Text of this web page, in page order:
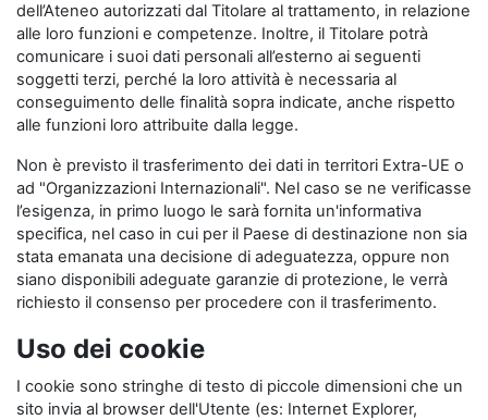
dell’Ateneo autorizzati dal Titolare al trattamento, in relazione
alle loro funzioni e competenze. Inoltre, il Titolare potrà
comunicare i suoi dati personali all’esterno ai seguenti
soggetti terzi, perché la loro attività è necessaria al
conseguimento delle finalità sopra indicate, anche rispetto
alle funzioni loro attribuite dalla legge.
Non è previsto il trasferimento dei dati in territori Extra-UE o
ad "Organizzazioni Internazionali". Nel caso se ne verificasse
l’esigenza, in primo luogo le sarà fornita un'informativa
specifica, nel caso in cui per il Paese di destinazione non sia
stata emanata una decisione di adeguatezza, oppure non
siano disponibili adeguate garanzie di protezione, le verrà
richiesto il consenso per procedere con il trasferimento.
Uso dei cookie
I cookie sono stringhe di testo di piccole dimensioni che un
sito invia al browser dell'Utente (es: Internet Explorer,